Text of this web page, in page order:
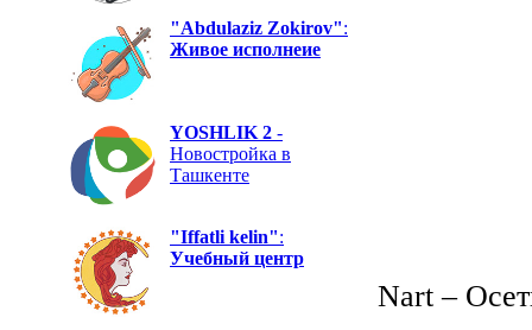
"Abdulaziz Zokirov":
Живое исполнеие
YOSHLIK 2 -
Новостройка в
Ташкенте
"Iffatli kelin":
Учебный центр
Nart –